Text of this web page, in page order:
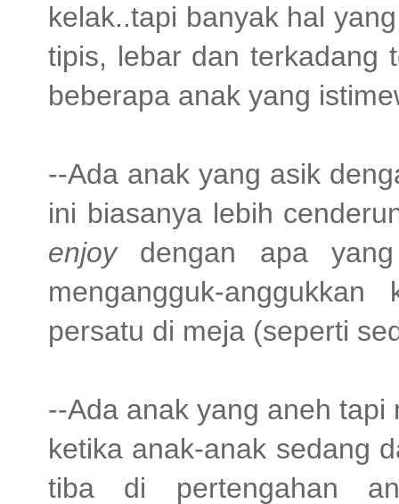
kelak..tapi banyak hal
tipis, lebar dan terkadang
beberapa anak yang
--Ada anak yang asik
ini biasanya lebih
enjoy dengan apa
mengangguk-
persatu di meja (seperti
--Ada anak yang aneh
ketika anak-anak sedang
tiba di pertengahan